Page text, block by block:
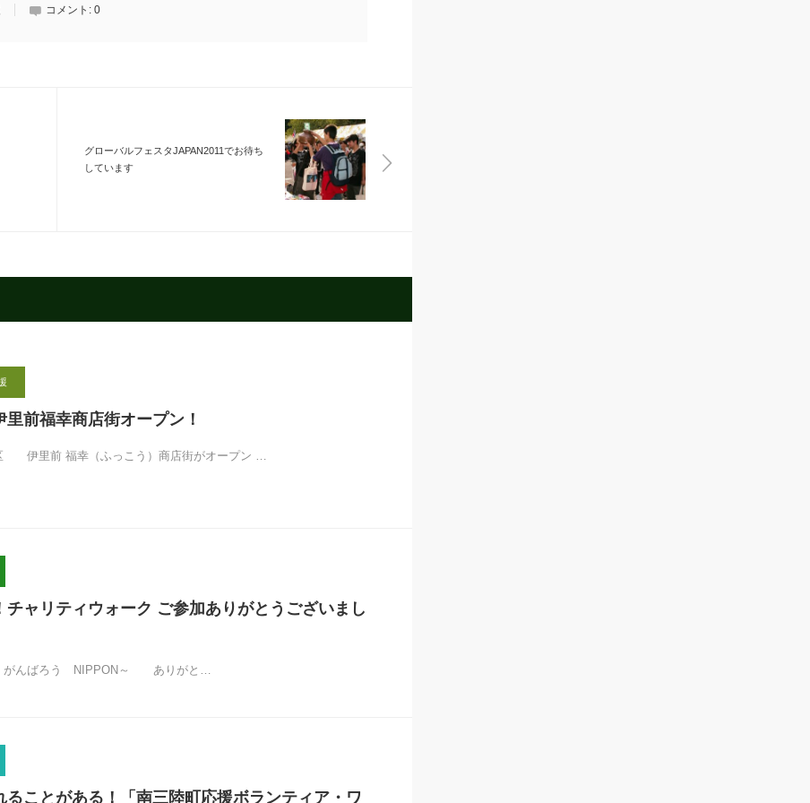
コメント: 0
グローバルフェスタJAPAN2011でお待ち
しています
里前福幸商店街オープン！
伊里前 福幸（ふっこう）商店街がオープン …
チャリティウォーク ご参加ありがとうございまし
がんばろう NIPPON～ ありがと…
ることがある！「南三陸町応援ボランティア・ワ